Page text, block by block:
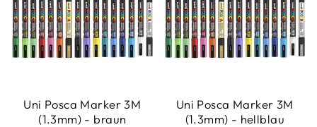
Uni Posca Marker 3M
(1.3mm) - braun
Uni Posca Marker 3M
(1.3mm) - hellblau